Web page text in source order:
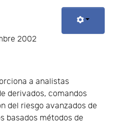
2002
a analistas
derivados, comandos
del riesgo avanzados de
basados métodos de